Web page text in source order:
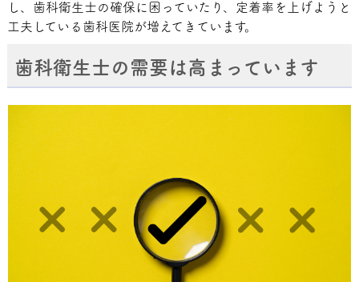
し、歯科衛生士の確保に困っていたり、定着率を上げようと
工夫している歯科医院が増えてきています。
歯科衛生士の需要は高まっています